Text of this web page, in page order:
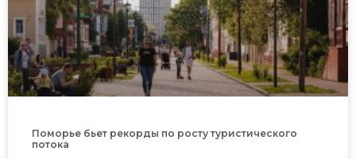
Поморье бьет рекорды по росту туристического
потока